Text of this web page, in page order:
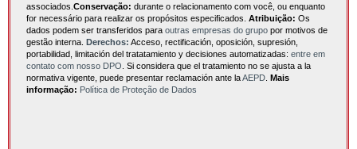
associados. Conservação: durante o relacionamento com você, ou enquanto
for necessário para realizar os propósitos especificados. Atribuição: Os
dados podem ser transferidos para outras empresas do grupo por motivos de
gestão interna. Derechos: Acceso, rectificación, oposición, supresión,
portabilidad, limitación del tratatamiento y decisiones automatizadas: entre em
contato com nosso DPO . Si considera que el tratamiento no se ajusta a la
normativa vigente, puede presentar reclamación ante laAEPD Mais
informação: Política de Proteção de Dados